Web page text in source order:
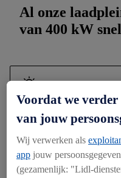
Al onze
van 400 kW
Beschikbare
• Heerenveen:
• Oosterhout:
• Almere:
• Weert: Oude
Voordat we
van jouw
Wij verwerken als
app jouw
(gezamenlijk: "Lidl-